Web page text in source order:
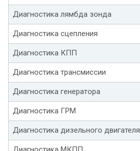
Диагностика лямбда зонда
Диагностика сцепления
Диагностика КПП
Диагностика трансмиссии
Диагностика генератора
Диагностика ГРМ
Диагностика дизельного двигателя